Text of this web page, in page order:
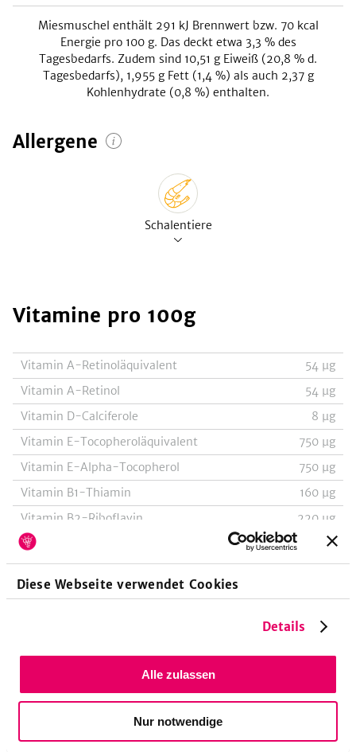
Diese Webseite verwendet Cookies
Details
Alle zulassen
Nur notwendige
Miesmuschel enthält 291 kJ Brennwert bzw. 70 kcal
Energie pro 100 g. Das deckt etwa 3,3 % des
Tagesbedarfs. Zudem sind 10,51 g Eiweiß (20,8 % d.
Tagesbedarfs), 1,955g Fett (1,4%) als auch 2,37g
Kohlenhydrate (0,8 %) enthalten.
Allergene
Schalentiere
Vitamine pro 100g
Vitamin A-Retinoläquivalent 54 µg
Vitamin A-Retinol
54 µg
Vitamin D-Calciferole
8 µg
Vitamin E-Tocopheroläquivalent
750 µg
Vitamin E-Alpha-Tocopherol
750 µg
Vitamin B1-Thiamin
160 µg
Vitamin B2-Riboflavin
220 µg
Vitamin B3-Niacin, Nicotinsäure
1600
µg
Vitamin B3-Niacinäquivalent
3600 µg
µg
Vitamin B9-gesamte Folsäure
Vitamin B12-Cobalamin
8 µg
Vitamin C-Ascorbinsäure